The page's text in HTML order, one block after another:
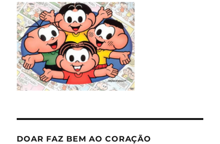
DOAR FAZ BEM AO CORAÇÃO